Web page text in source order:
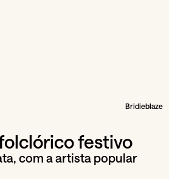
Bridieblaze
festivo
com a artista popular